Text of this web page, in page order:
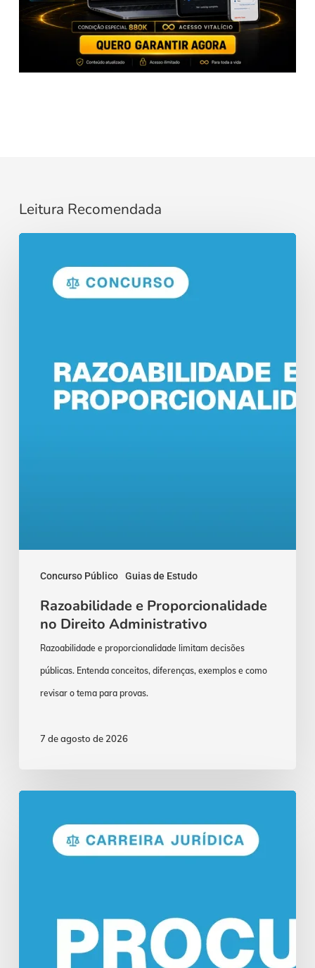
Leitura Recomendada
Concurso Público Guias de Estudo
Proporcionalidade
Razoabilidade e Proporcionalidade
no Direito Administrativo
Razoabilidade e proporcionalidade limitam decisões
públicas. Entenda conceitos, diferenças, exemplos e como
revisar o tema para provas.
7 de agosto de 2026
Procurador:
Funções